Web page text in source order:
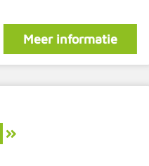
Meer informatie